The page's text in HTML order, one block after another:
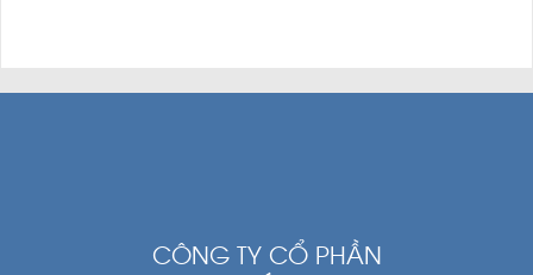
CÔNG TY CỔ PHẦN